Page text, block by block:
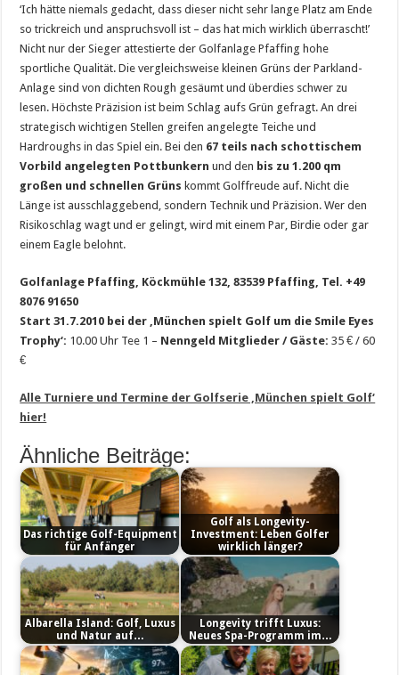
‘Ich hätte niemals gedacht, dass dieser nicht sehr lange Platz am Ende
so trickreich und anspruchsvoll ist – das hat mich wirklich überrascht!’
Nicht nur der Sieger attestierte der Golfanlage Pfaffing hohe
sportliche Qualität. Die vergleichsweise kleinen Grüns der Parkland-
Anlage sind von dichten Rough gesäumt und überdies schwer zu
lesen. Höchste Präzision ist beim Schlag aufs Grün gefragt. An drei
strategisch wichtigen Stellen greifen angelegte Teiche und
Hardroughs in das Spiel ein. Bei den 67 teils nach schottischem
Vorbild angelegten Pottbunkern und den bis zu 1.200 qm
großen und schnellen Grüns kommt Golffreude auf. Nicht die
Länge ist ausschlaggebend, sondern Technik und Präzision. Wer den
Risikoschlag wagt und er gelingt, wird mit einem Par, Birdie oder gar
einem Eagle belohnt.
Golfanlage Pfaffing, Köckmühle 132, 83539 Pfaffing, Tel. +49
8076 91650
Start 31.7.2010 bei der ‚München spielt Golf um die Smile Eyes
Trophy‘: 10.00 Uhr Tee 1 – Nenngeld Mitglieder / Gäste: 35 € / 60
€
Alle Turniere und Termine der Golfserie ‚München spielt Golf‘
hier!
Ähnliche Beiträge:
Das richtige Golf-Equipment
für Anfänger
Golf als Longevity-
Investment: Leben Golfer
wirklich länger?
Albarella Island: Golf, Luxus
und Natur auf…
Longevity trifft Luxus:
Neues Spa-Programm im…